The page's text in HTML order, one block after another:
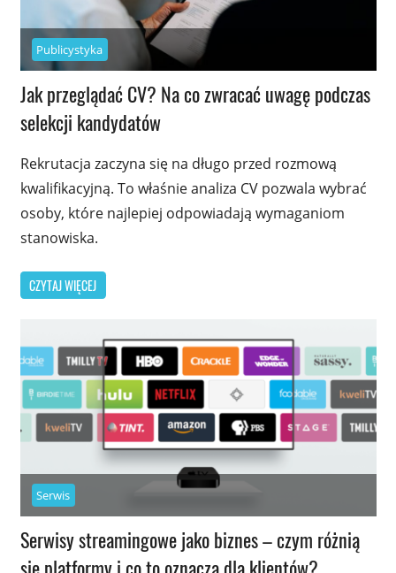
Publicystyka
Jak przeglądać CV? Na co zwracać uwagę podczas
selekcji kandydatów
Rekrutacja zaczyna się na długo przed rozmową
kwalifikacyjną. To właśnie analiza CV pozwala wybrać
osoby, które najlepiej odpowiadają wymaganiom
stanowiska.
CZYTAJ WIĘCEJ
Serwis
Serwisy streamingowe jako biznes – czym różnią